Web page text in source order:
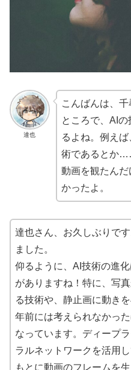
達也
こんばんは、
ところで、AI
るよね。例え
術であるとか
動画を観たん
かったよ。
達也さん、お久しぶりで
ました。
仰るように、AI技術の進
がありますね！特に、写
る技術や、静止画に動き
年前には考えられなかっ
なっています。ディープ
ラルネットワークを活用
もとに動画のフレームを